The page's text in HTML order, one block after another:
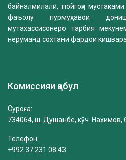
байналмилалӣ, пойгоҳи
фаъолу пурмуҳтавои
мутахассисонеро тарбия
нерӯманд сохтани фардои
Комиссияи қабул
Суроға:
734064, ш. Душанбе, кӯч. Нахимов,
Телефон:
+992 37 231 08 43